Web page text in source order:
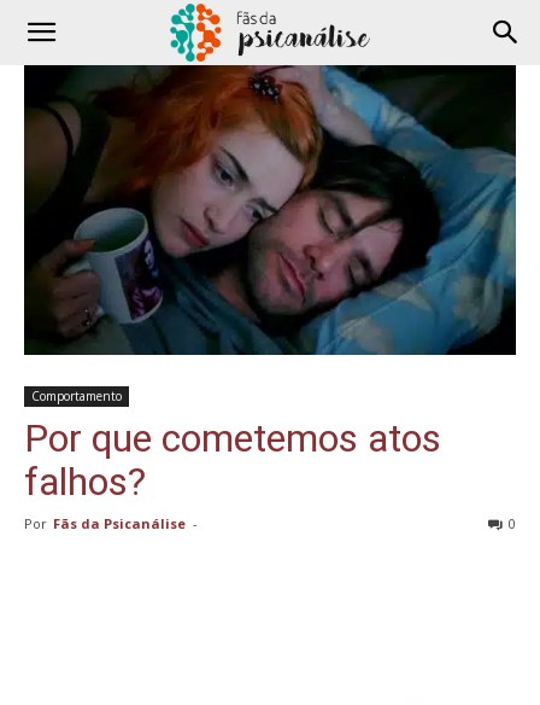
Comportamento
Por que cometemos atos
falhos?
Por Fãs da Psicanálise - 0